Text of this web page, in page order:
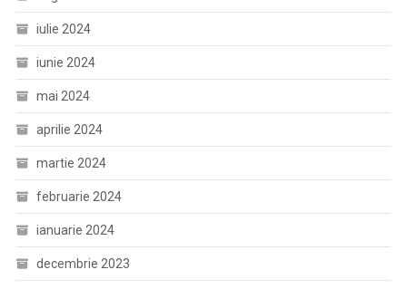
iulie 2024
iunie 2024
mai 2024
aprilie 2024
martie 2024
februarie 2024
ianuarie 2024
decembrie 2023